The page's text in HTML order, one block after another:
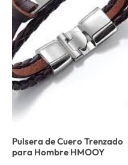
Pulsera de Cuero Trenzado
para Hombre HMOOY